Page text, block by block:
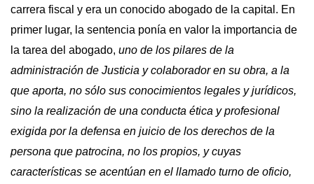
carrera fiscal y era un conocido abogado de la capital. En
primer lugar, la sentencia ponía en valor la importancia de
la tarea del abogado, uno de los pilares de la
administración de Justicia y colaborador en su obra, a la
que aporta, no sólo sus conocimientos legales y jurídicos,
sino la realización de una conducta ética y profesional
exigida por la defensa en juicio de los derechos de la
persona que patrocina, no los propios, y cuyas
características se acentúan en el llamado turno de oficio,